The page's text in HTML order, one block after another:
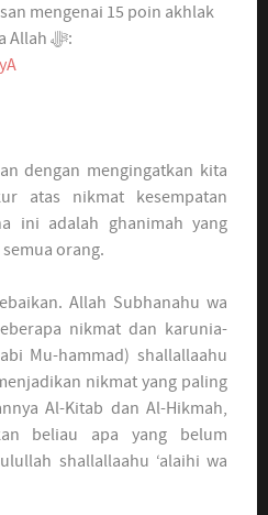
mengenai 15 poin akhlak
seorang muslim kepada Allah ﷻ:
dengan mengingatkan kita
atas nikmat kesempatan
ini adalah ghanimah yang
orang.
Allah Subhanahu wa
nikmat dan karunia-
Mu-hammad) shallallaahu
nikmat yang paling
Al-Kitab dan Al-Hikmah,
beliau apa yang belum
shallallaahu ‘alaihi wa